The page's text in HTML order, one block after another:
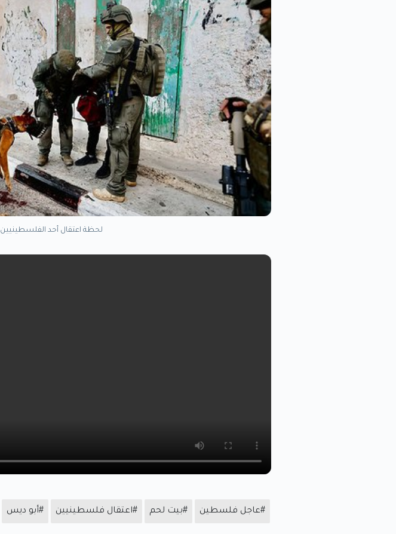
لحظة اعتقال أحد الفلسطينيين
#عاجل فلسطين #بيت لحم #اعتقال فلسطينيين #أبو ديس